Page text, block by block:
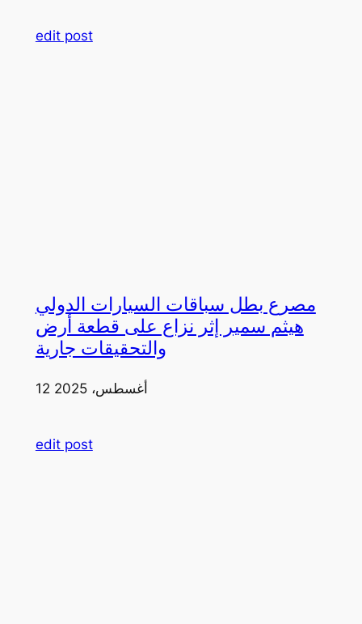
edit post
مصرع بطل سباقات السيارات الدولي
هيثم سمير إثر نزاع على قطعة أرض
والتحقيقات جارية
12 أغسطس، 2025
edit post